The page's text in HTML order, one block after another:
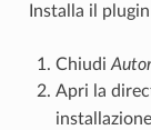
Installa il
Chiudi
Apri la